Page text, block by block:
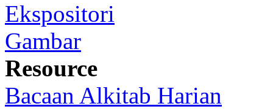
Ekspositori
Gambar
Resource
Bacaan Alkitab Harian